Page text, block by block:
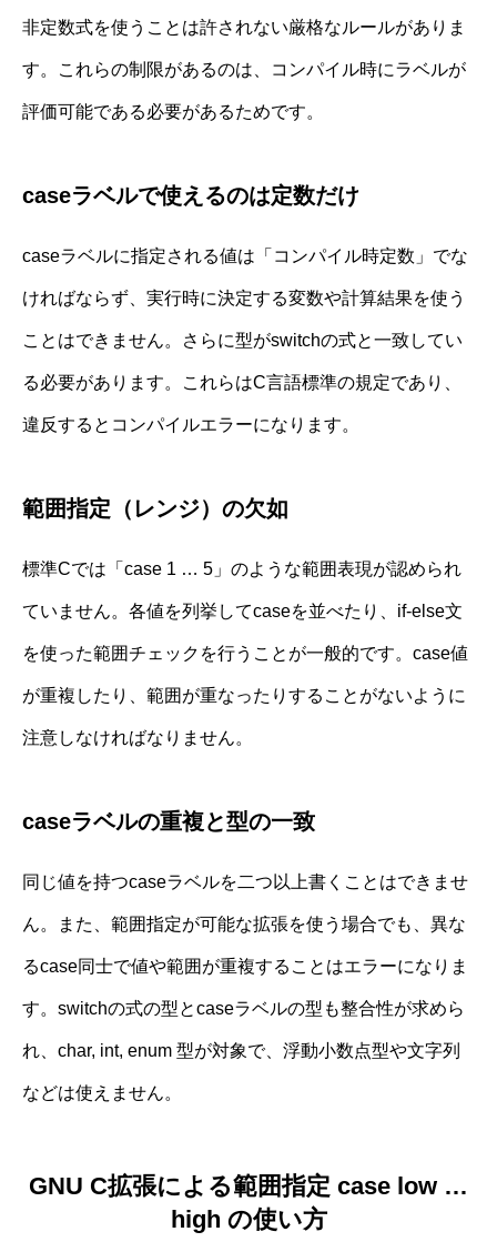
非定数式を使うことは許されない厳格なルールがありま
す。これらの制限があるのは、コンパイル時にラベルが
評価可能である必要があるためです。
caseラベルで使えるのは定数だけ
caseラベルに指定される値は「コンパイル時定数」でな
ければならず、実行時に決定する変数や計算結果を使う
ことはできません。さらに型がswitchの式と一致してい
る必要があります。これらはC言語標準の規定であり、
違反するとコンパイルエラーになります。
範囲指定（レンジ）の欠如
標準Cでは「case 1 … 5」のような範囲表現が認められ
ていません。各値を列挙してcaseを並べたり、if-else文
を使った範囲チェックを行うことが一般的です。case値
が重複したり、範囲が重なったりすることがないように
注意しなければなりません。
caseラベルの重複と型の一致
同じ値を持つcaseラベルを二つ以上書くことはできませ
ん。また、範囲指定が可能な拡張を使う場合でも、異な
るcase同士で値や範囲が重複することはエラーになりま
す。switchの式の型とcaseラベルの型も整合性が求めら
れ、char, int, enum 型が対象で、浮動小数点型や文字列
などは使えません。
GNU C拡張による範囲指定 case low …
high の使い方